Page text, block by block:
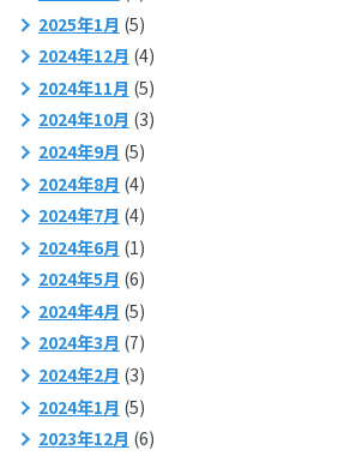
2025年1月 (5)
2024年12月 (4)
2024年11月 (5)
2024年10月 (3)
2024年9月 (5)
2024年8月 (4)
2024年7月 (4)
2024年6月 (1)
2024年5月 (6)
2024年4月 (5)
2024年3月 (7)
2024年2月 (3)
2024年1月 (5)
2023年12月 (6)